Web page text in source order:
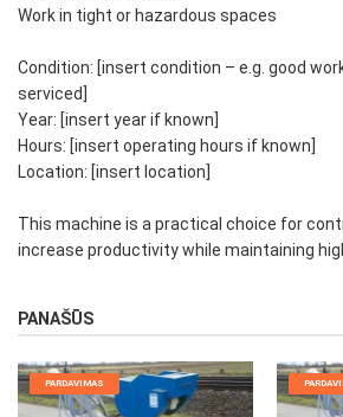
Work in tight or hazardous spaces
Condition: [insert condition – e.g. good
serviced]
Year: [insert year if known]
Hours: [insert operating hours if known]
Location: [insert location]
This machine is a practical choice for
increase productivity while maintaining
PANAŠŪS
PARDAVIMAS